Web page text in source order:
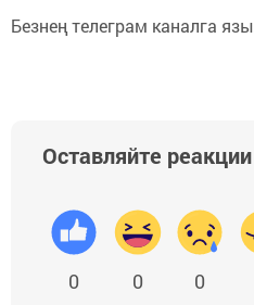
Безнең телеграм каналга
Оставляйте реакции
0 0 0